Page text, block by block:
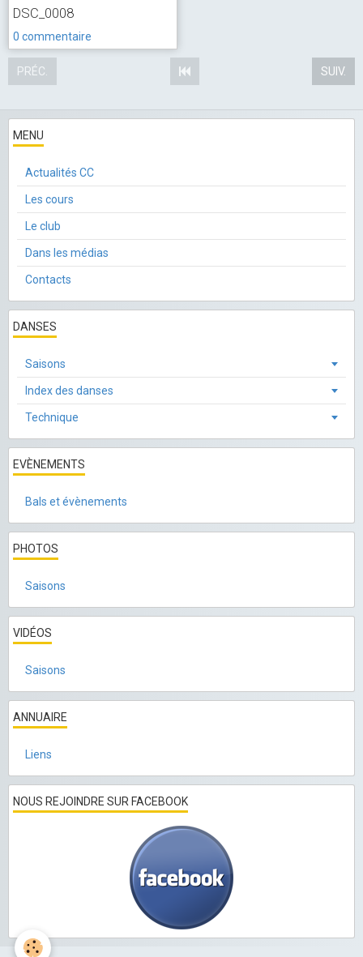
DSC_0008
0 commentaire
PRÉC. SUIV.
MENU
Actualités CC
Les cours
Le club
Dans les médias
Contacts
DANSES
Saisons
Index des danses
Technique
EVÈNEMENTS
Bals et évènements
PHOTOS
Saisons
VIDÉOS
Saisons
ANNUAIRE
Liens
NOUS REJOINDRE SUR FACEBOOK